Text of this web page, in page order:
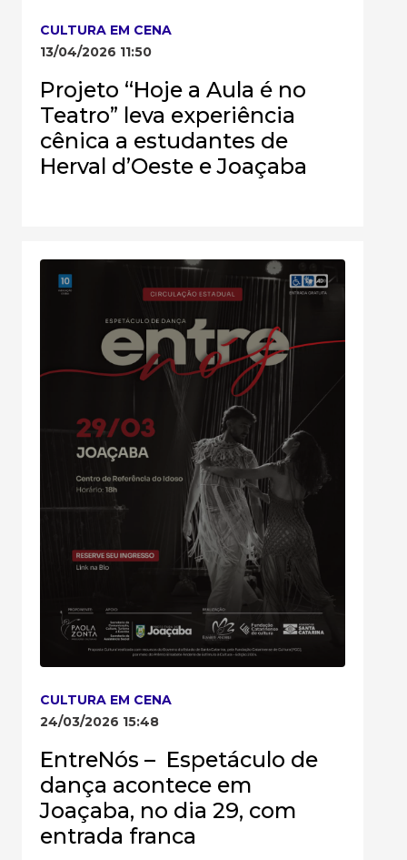
CULTURA EM CENA
13/04/2026 11:50
Projeto “Hoje a Aula é no
Teatro” leva experiência
cênica a estudantes de
Herval d’Oeste e Joaçaba
CULTURA EM CENA
24/03/2026 15:48
EntreNós – Espetáculo de
dança acontece em
Joaçaba, no dia 29, com
entrada franca